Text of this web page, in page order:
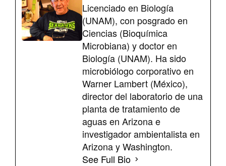
Licenciado en Biología
(UNAM), con posgrado en
Ciencias (Bioquímica
Microbiana) y doctor en
Biología (UNAM). Ha sido
microbiólogo corporativo en
Warner Lambert (México),
director del laboratorio de una
planta de tratamiento de
aguas en Arizona e
investigador ambientalista en
Arizona y Washington.
See Full Bio